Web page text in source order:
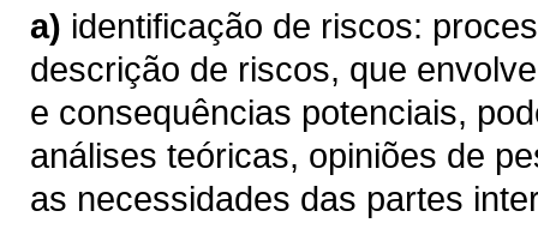
a) identificação de riscos:
descrição de riscos, que
e consequências potenciais,
análises teóricas, opiniões de
as necessidades das partes